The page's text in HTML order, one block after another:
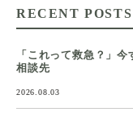
RECENT POSTS
「これって救急？」
相談先
2026.08.03